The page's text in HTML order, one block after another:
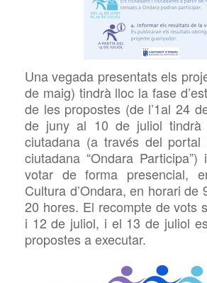
Una vegada presentats els
de maig) tindrà lloc la fase
de les propostes (de l’1al 24
de juny al 10 de juliol tindrà
ciutadana (a través del portal
ciutadana “Ondara
votar de forma presencial,
Cultura d’Ondara, en horari de
20 hores. El recompte de vots
i 12 de juliol, i el 13 de juliol
propostes a executar.